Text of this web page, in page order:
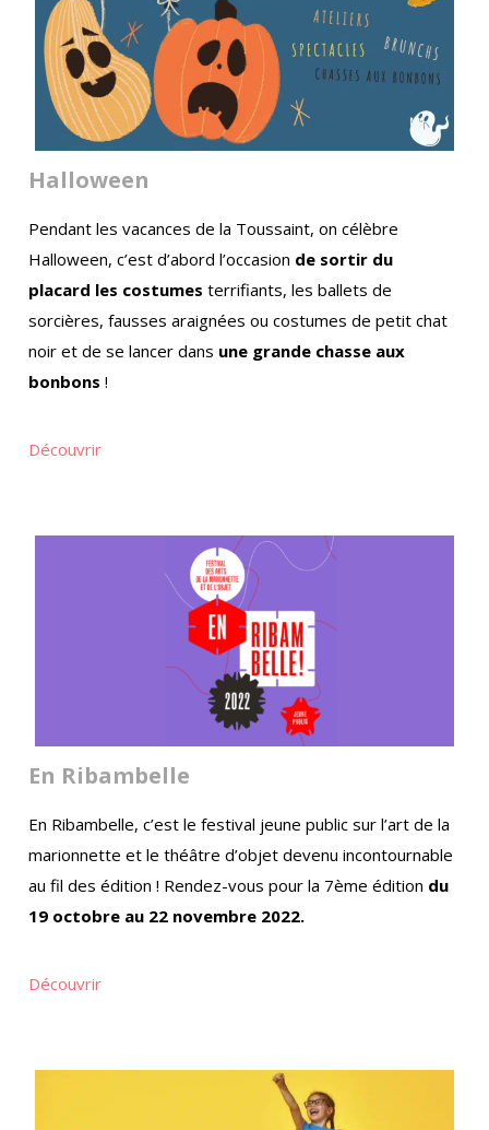
Halloween
Pendant les vacances de la Toussaint, on célèbre
Halloween, c’est d’abord l’occasion de sortir du
placard les costumes terrifiants, les ballets de
sorcières, fausses araignées ou costumes de petit chat
noir et de se lancer dans une grande chasse aux
bonbons !
Découvrir
En Ribambelle
En Ribambelle, c’est le festival jeune public sur l’art de la
marionnette et le théâtre d’objet devenu incontournable
au fil des édition ! Rendez-vous pour la 7ème édition du
19 octobre au 22 novembre 2022.
Découvrir